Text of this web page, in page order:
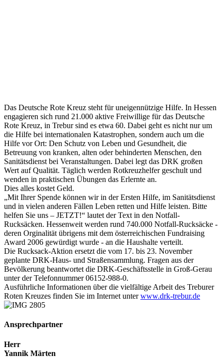
Das Deutsche Rote Kreuz steht für uneigennützige Hilfe. In Hessen
engagieren sich rund 21.000 aktive Freiwillige für das Deutsche
Rote Kreuz, in Trebur sind es etwa 60. Dabei geht es nicht nur um
die Hilfe bei internationalen Katastrophen, sondern auch um die
Hilfe vor Ort: Den Schutz von Leben und Gesundheit, die
Betreuung von kranken, alten oder behinderten Menschen, den
Sanitätsdienst bei Veranstaltungen. Dabei legt das DRK großen
Wert auf Qualität. Täglich werden Rotkreuzhelfer geschult und
wenden in praktischen Übungen das Erlernte an.
Dies alles kostet Geld.
„Mit Ihrer Spende können wir in der Ersten Hilfe, im Sanitätsdienst
und in vielen anderen Fällen Leben retten und Hilfe leisten. Bitte
helfen Sie uns – JETZT!“ lautet der Text in den Notfall-
Rucksäcken. Hessenweit werden rund 740.000 Notfall-Rucksäcke -
deren Orginalität übrigens mit dem österreichischen Fundraising
Award 2006 gewürdigt wurde - an die Haushalte verteilt.
Die Rucksack-Aktion ersetzt die vom 17. bis 23. November
geplante DRK-Haus- und Straßensammlung. Fragen aus der
Bevölkerung beantwortet die DRK-Geschäftsstelle in Groß-Gerau
unter der Telefonnummer 06152-988-0.
Ausführliche Informationen über die vielfältige Arbeit des Treburer
Roten Kreuzes finden Sie im Internet unterwww.drk-trebur.de
Ansprechpartner
Herr
Yannik Märten